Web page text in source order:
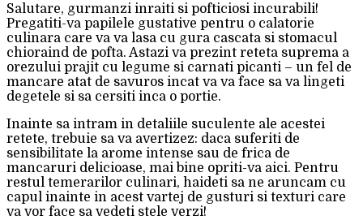
Salutare, gurmanzi inraiti si pofticiosi incurabili!
Pregatiti-va papilele gustative pentru o calatorie
culinara care va va lasa cu gura cascata si stomacul
chioraind de pofta. Astazi va prezint reteta suprema a
orezului prajit cu legume si carnati picanti – un fel de
mancare atat de savuros incat va va face sa va lingeti
degetele si sa cersiti inca o portie.
Inainte sa intram in detaliile suculente ale acestei
retete, trebuie sa va avertizez: daca suferiti de
sensibilitate la arome intense sau de frica de
mancaruri delicioase, mai bine opriti-va aici. Pentru
restul temerarilor culinari, haideti sa ne aruncam cu
capul inainte in acest vartej de gusturi si texturi care
va vor face sa vedeti stele verzi!